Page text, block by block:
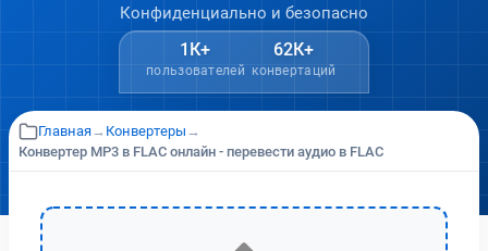
Конфиденциально и безопасно
1К+
пользователей
62К+
конвертаций
Главная→ Конвертеры→
Конвертер MP3 в FLAC онлайн - перевести аудио в FLAC